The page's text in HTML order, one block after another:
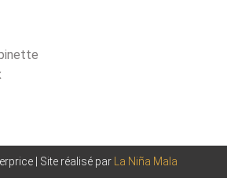
| Site réalisé par La Niña Mala